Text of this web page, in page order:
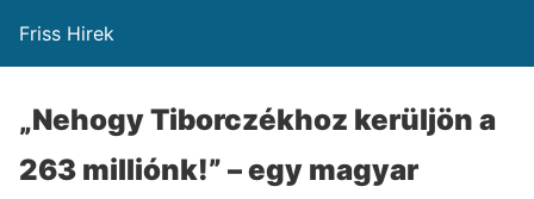
Friss Hirek
„Nehogy Tiborczékhoz kerüljön a
263 milliónk!” – egy magyar